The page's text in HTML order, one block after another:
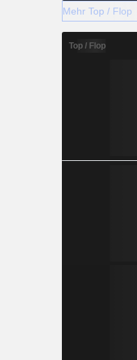
Mehr Top / Flop
Top / Flop